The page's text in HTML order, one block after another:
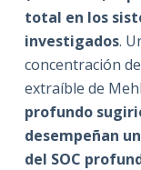
total en los
investigados.
concentración
extraíble de
profundo
desempeñan
del SOC